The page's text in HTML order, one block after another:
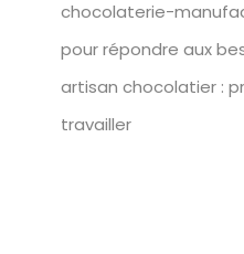
chocolaterie-
pour répondre aux
artisan chocolatier :
travailler